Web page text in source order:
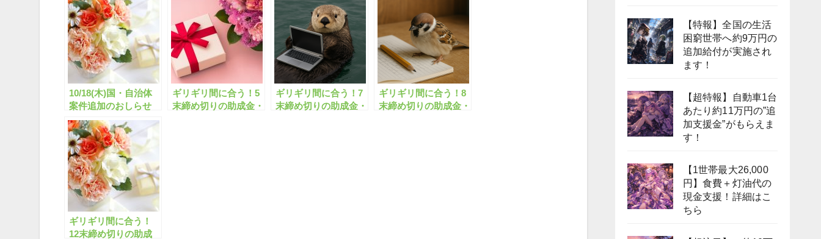
10/18(木)国・自治体
案件追加のおしらせ
ギリギリ間に合う！5
末締め切りの助成金・
ギリギリ間に合う！7
末締め切りの助成金・
ギリギリ間に合う！8
末締め切りの助成金・
ギリギリ間に合う！
12末締め切りの助成
【特報】全国の生活
困窮世帯へ約9万円の
追加給付が実施され
ます！
【超特報】自動車1台
あたり約11万円の”追
加支援金”がもらえま
す！
【1世帯最大26,000
円】食費＋灯油代の
現金支援！詳細はこ
ちら